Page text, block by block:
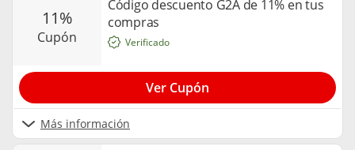
11%
cupón
Código descuento G2A de 11% en tus
compras
Más información
Verificado
Ver Cupón